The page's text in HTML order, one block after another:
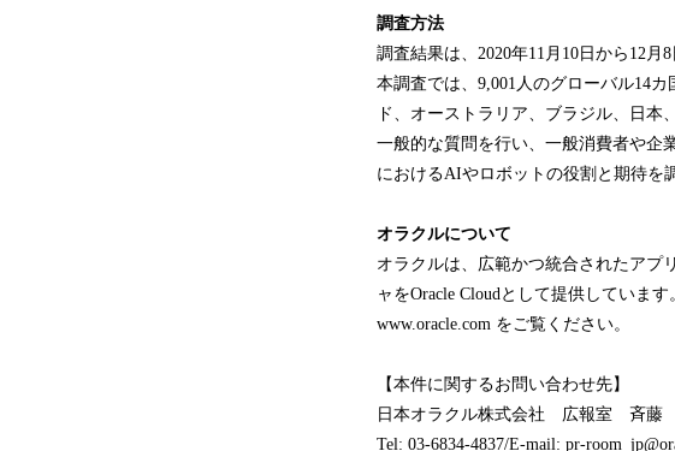
調査方法
調査結果は、2020年11月10日から12月
本調査では、9,001人のグローバル14
ド、オーストラリア、ブラジル、日
一般的な質問を行い、一般消費者や企
におけるAIやロボットの役割と期待を
オラクルについて
オラクルは、広範かつ統合されたアプ
ャをOracle Cloudとして提供していま
www.oracle.com をご覧ください。
【本件に関するお問い合わせ先】
日本オラクル株式会社 広報室 斉藤
Tel: 03-6834-4837/E-mail: pr-